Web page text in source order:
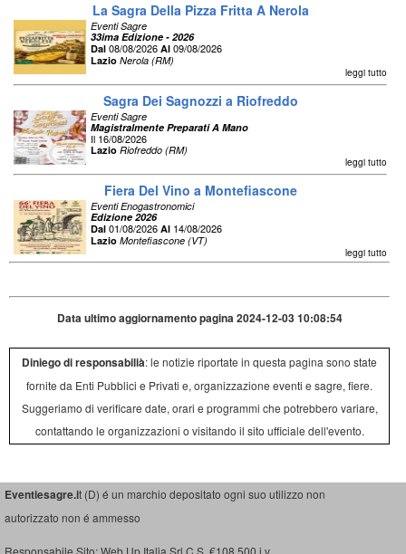
La Sagra Della Pizza Fritta A Nerola
Eventi Sagre
33ima Edizione - 2026
Dal 08/08/2026 Al 09/08/2026
Lazio Nerola (RM)
leggi tutto
Sagra Dei Sagnozzi a Riofreddo
Eventi Sagre
Magistralmente Preparati A Mano
Il 16/08/2026
Lazio Riofreddo (RM)
leggi tutto
Fiera Del Vino a Montefiascone
Eventi Enogastronomici
Edizione 2026
Dal 01/08/2026 Al 14/08/2026
Lazio Montefiascone (VT)
leggi tutto
Data ultimo aggiornamento pagina 2024-12-03 10:08:54
Diniego di responsabilià: le notizie riportate in questa pagina sono state
fornite da Enti Pubblici e Privati e, organizzazione eventi e sagre, fiere.
Suggeriamo di verificare date, orari e programmi che potrebbero variare,
contattando le organizzazioni o visitando il sito ufficiale dell'evento.
Eventiesagre.it (D) é un marchio depositato ogni suo utilizzo non
autorizzato non é ammesso